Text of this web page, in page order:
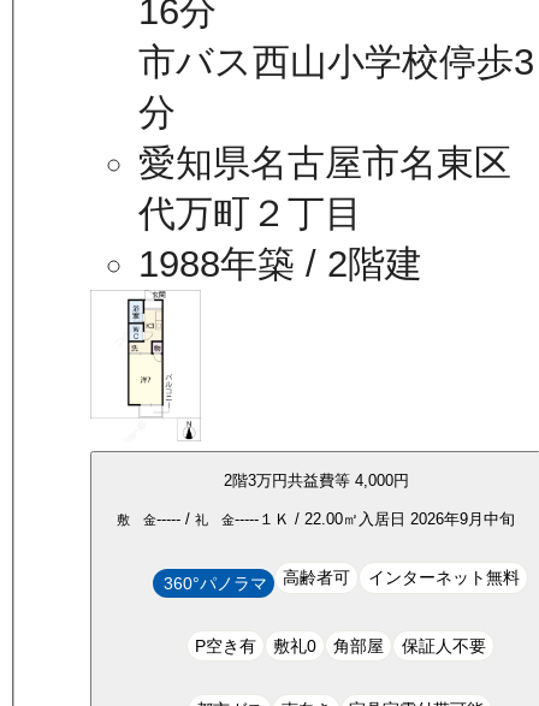
16分
市バス西山小学校停歩3
分
愛知県名古屋市名東区
代万町２丁目
1988年築 / 2階建
2階3万円共益費等 4,000円
敷 金----- /礼 金----- １Ｋ / 22.00㎡ 入居日 2026年9月中旬
360°パノラマ 高齢者可 インターネット無料
P空き有 敷礼0 角部屋 保証人不要